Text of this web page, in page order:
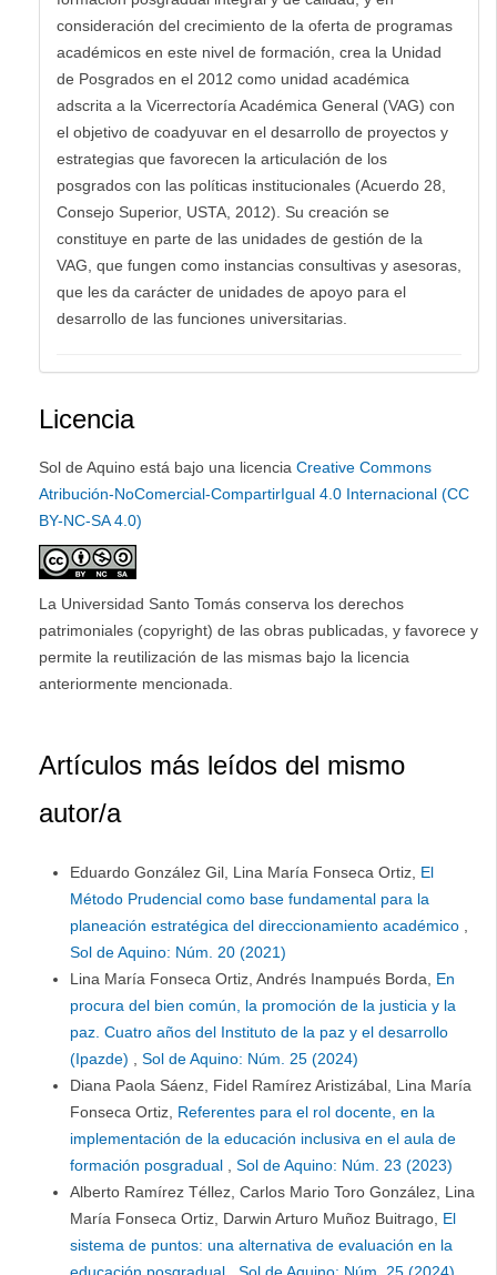
consideración del crecimiento de la oferta de programas
académicos en este nivel de formación, crea la Unidad
de Posgrados en el 2012 como unidad académica
adscrita a la Vicerrectoría Académica General (VAG) con
el objetivo de coadyuvar en el desarrollo de proyectos y
estrategias que favorecen la articulación de los
posgrados con las políticas institucionales (Acuerdo 28,
Consejo Superior, USTA, 2012). Su creación se
constituye en parte de las unidades de gestión de la
VAG, que fungen como instancias consultivas y asesoras,
que les da carácter de unidades de apoyo para el
desarrollo de las funciones universitarias.
Licencia
Sol de Aquino está bajo una licencia Creative Commons
Atribución-NoComercial-CompartirIgual 4.0 Internacional (CC
BY-NC-SA 4.0)
La Universidad Santo Tomás conserva los derechos
patrimoniales (copyright) de las obras publicadas, y favorece y
permite la reutilización de las mismas bajo la licencia
anteriormente mencionada.
Artículos más leídos del mismo
autor/a
Eduardo González Gil, Lina María Fonseca Ortiz, El
Método Prudencial como base fundamental para la
planeación estratégica del direccionamiento académico
Sol de Aquino: Núm. 20 (2021)
Lina María Fonseca Ortiz, Andrés Inampués Borda, En
procura del bien común, la promoción de la justicia y la
paz. Cuatro años del Instituto de la paz y el desarrollo
(Ipazde)
Sol de Aquino: Núm. 25 (2024)
Diana Paola Sáenz, Fidel Ramírez Aristizábal, Lina María
Fonseca Ortiz, Referentes para el rol docente, en la
implementación de la educación inclusiva en el aula de
formación posgradual
Sol de Aquino: Núm. 23 (2023)
Alberto Ramírez Téllez, Carlos Mario Toro González, Lina
María Fonseca Ortiz, Darwin Arturo Muñoz Buitrago, El
sistema de puntos: una alternativa de evaluación en la